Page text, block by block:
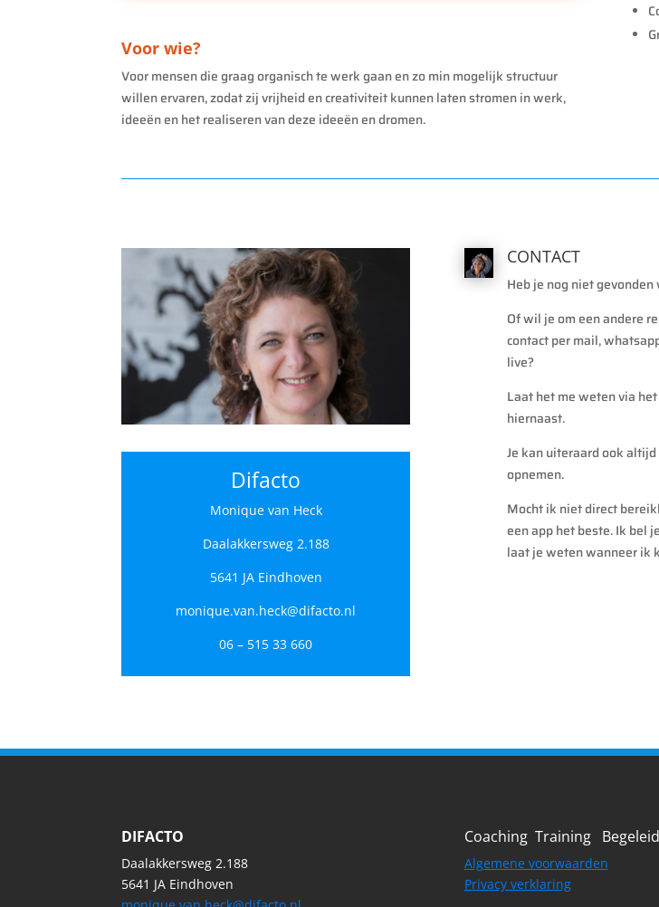
Voor wie?
Voor mensen die graag organisch te werk gaan en zo min mogelijk structuur
willen ervaren, zodat zij vrijheid en creativiteit kunnen laten stromen in werk,
ideeën en het realiseren van deze ideeën en dromen.
Difacto
Monique van Heck
Daalakkersweg 2.188
5641 JA Eindhoven
monique.van.heck@difacto.nl
06 – 515 33 660
CONTACT
Heb je nog niet
Of wil je om een andere
contact per mail,
live?
Laat het me weten via
hiernaast.
Je kan uiteraard ook
opnemen.
Mocht ik niet direct
een app het beste. Ik bel
laat je weten wanneer ik
DIFACTO
Daalakkersweg 2.188
5641 JA Eindhoven
Coaching Training
Algemene voorwaarden
Privacy verklaring